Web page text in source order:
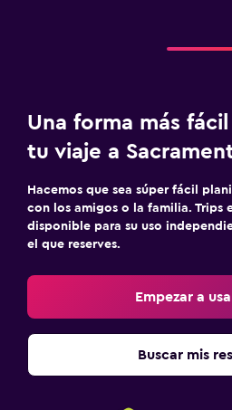
Una forma más
tu viaje a
Hacemos que sea súper fácil
con los amigos o la familia. Trips
disponible para su uso
el que reserves.
Empezar a
Buscar mis